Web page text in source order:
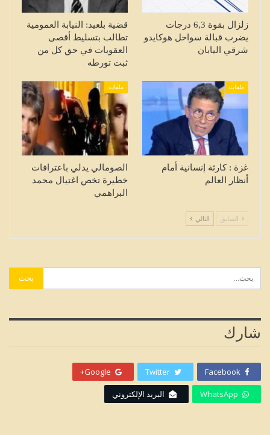
زلزال بقوة 6,3 درجات
يضرب قبالة سواحل هوكايدو
شرقي اليابان
قضية بلعيد: النيابة العمومية
تطالب بتسليط أقصى
العقوبات في حق كل من
ثبت تورطه
ملفات
غزة : كارثة إنسانية أمام
أنظار العالم
ملفات
الصومالي يدلي باعترافات
خطيرة تخص اغتيال محمد
البراهمي
السابق التالي
شارك
Facebook
Twitter
Google+
WhatsApp البريد الإلكتروني